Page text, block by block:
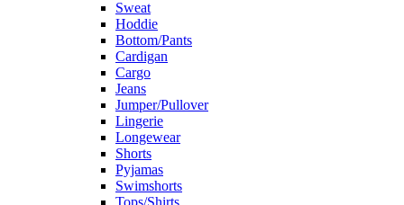
Sweat
Hoddie
Bottom/Pants
Cardigan
Cargo
Jeans
Jumper/Pullover
Lingerie
Longewear
Shorts
Pyjamas
Swimshorts
Tops/Shirts